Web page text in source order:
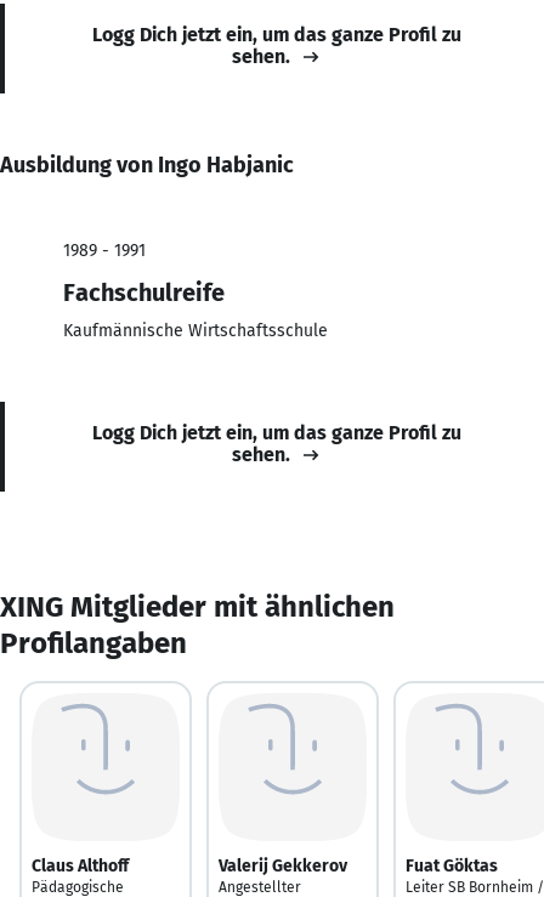
Logg Dich jetzt ein, um das ganze Profil zu
sehen.
Ausbildung von Ingo Habjanic
1989 - 1991
Fachschulreife
Kaufmännische Wirtschaftsschule
Logg Dich jetzt ein, um das ganze Profil zu
sehen.
XING Mitglieder mit ähnlichen
Profilangaben
Claus Althoff
Pädagogische
Valerij Gekkerov
Angestellter
Fuat Göktas
Leiter SB Bornheim /